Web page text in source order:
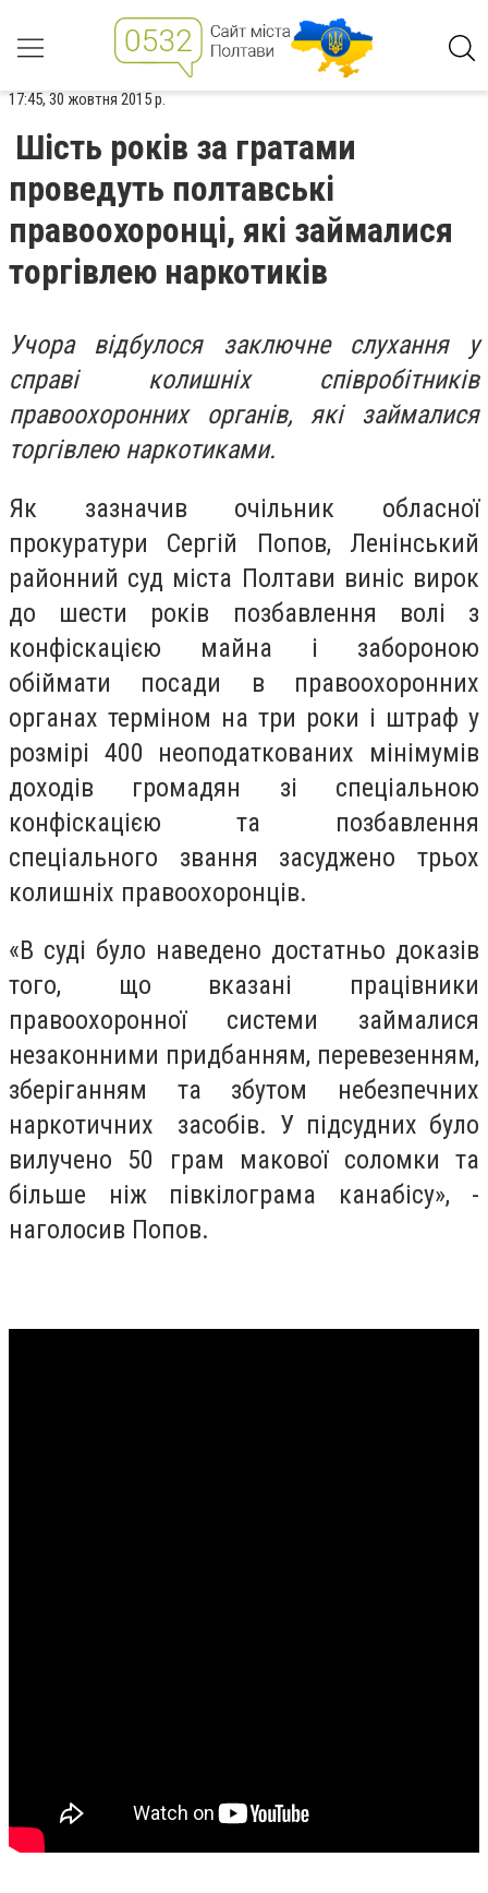
17:45, 30 жовтня 2015 р.
Шість років за гратами
проведуть полтавські
правоохоронці, які займалися
торгівлею наркотиків
Учора відбулося заключне слухання у
справі колишніх співробітників
правоохоронних органів, які займалися
торгівлею наркотиками.
Як зазначив очільник обласної
прокуратури Сергій Попов, Ленінський
районний суд міста Полтави виніс вирок
до шести років позбавлення волі з
конфіскацією майна і забороною
обіймати посади в правоохоронних
органах терміном на три роки і штраф у
розмірі 400 неоподаткованих мінімумів
доходів громадян зі спеціальною
конфіскацією та позбавлення
спеціального звання засуджено трьох
колишніх правоохоронців.
«В суді було наведено достатньо доказів
того, що вказані працівники
правоохоронної системи займалися
незаконними придбанням, перевезенням,
зберіганням та збутом небезпечних
наркотичних засобів. У підсудних було
вилучено 50 грам макової соломки та
більше ніж півкілограма канабісу», -
наголосив Попов.